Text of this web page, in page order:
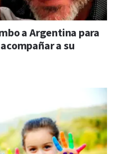
a Argentina para
a su